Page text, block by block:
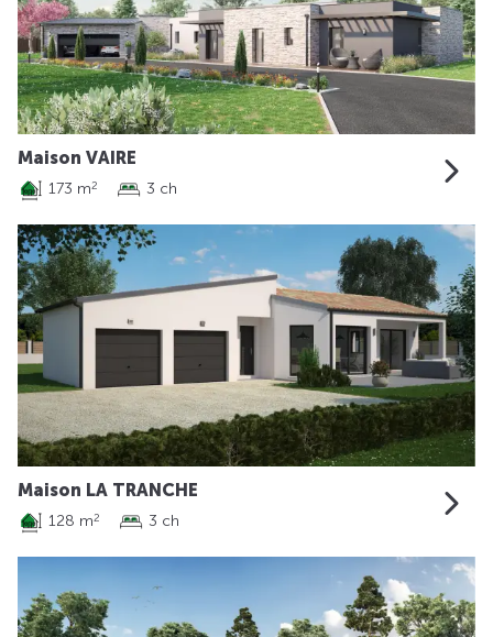
Maison VAIRE
173 m2 3 ch
Maison LA TRANCHE
128 m2 3 ch